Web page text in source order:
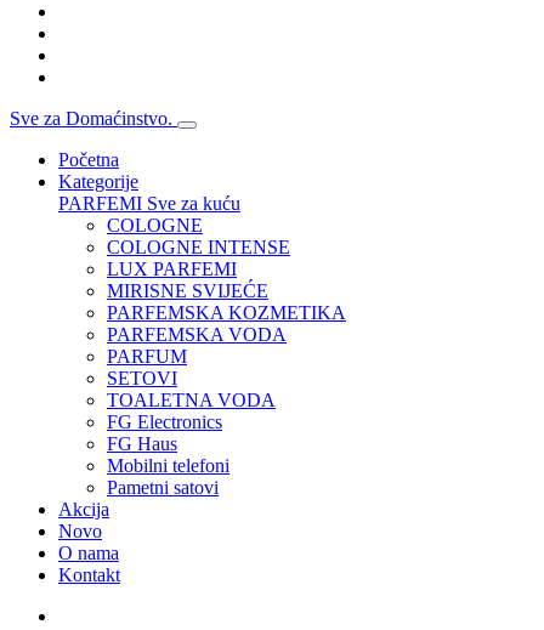
Sve za Domaćinstvo.
Početna
Kategorije
PARFEMI Sve za kuću
COLOGNE
COLOGNE INTENSE
LUX PARFEMI
MIRISNE SVIJEĆE
PARFEMSKA KOZMETIKA
PARFEMSKA VODA
PARFUM
SETOVI
TOALETNA VODA
FG Electronics
FG Haus
Mobilni telefoni
Pametni satovi
Akcija
Novo
O nama
Kontakt